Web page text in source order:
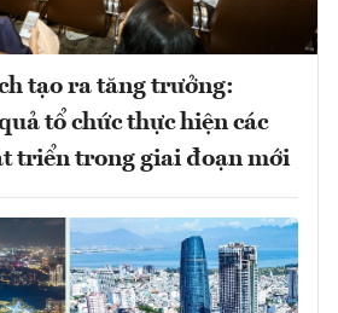
tạo ra tăng trưởng:
tổ chức thực hiện các
triển trong giai đoạn mới